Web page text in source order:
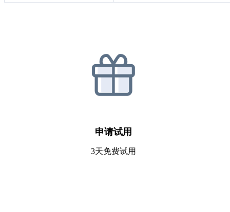
申请试用
3天免费试用